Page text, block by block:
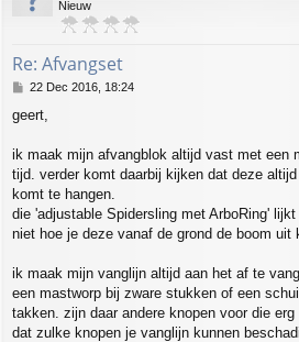
Nieuw
Re: Afvangset
P
s
22 Dec 2016, 18:24
geert,
ik maak mijn afvangblok altijd vast met een
tijd. verder komt daarbij kijken dat deze
komt te hangen.
die 'adjustable Spidersling met ArboRing'
niet hoe je deze vanaf de grond de boom uit
ik maak mijn vanglijn altijd aan het af te
een mastworp bij zware stukken of een
takken. zijn daar andere knopen voor die
dat zulke knopen je vanglijn kunnen